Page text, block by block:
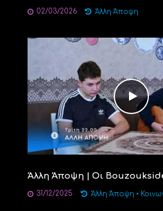
02/03/2026 Άλλη Άποψη
Άλλη Άποψη | Οι
31/12/2025 Άλλη Άποψη •